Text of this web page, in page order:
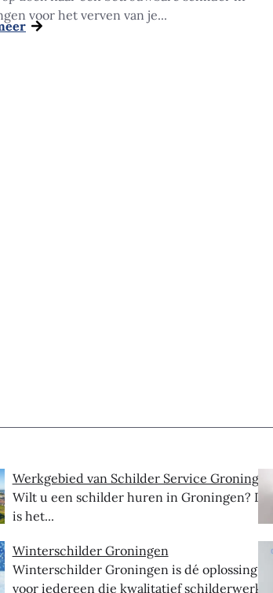
voor het verven van je...
Werkgebied van Schilder Service Groningen
Wilt u een schilder huren in Groningen? Dit
is het...
Winterschilder Groningen
Winterschilder Groningen is dé oplossing
voor iedereen die kwalitatief schilderwerk...